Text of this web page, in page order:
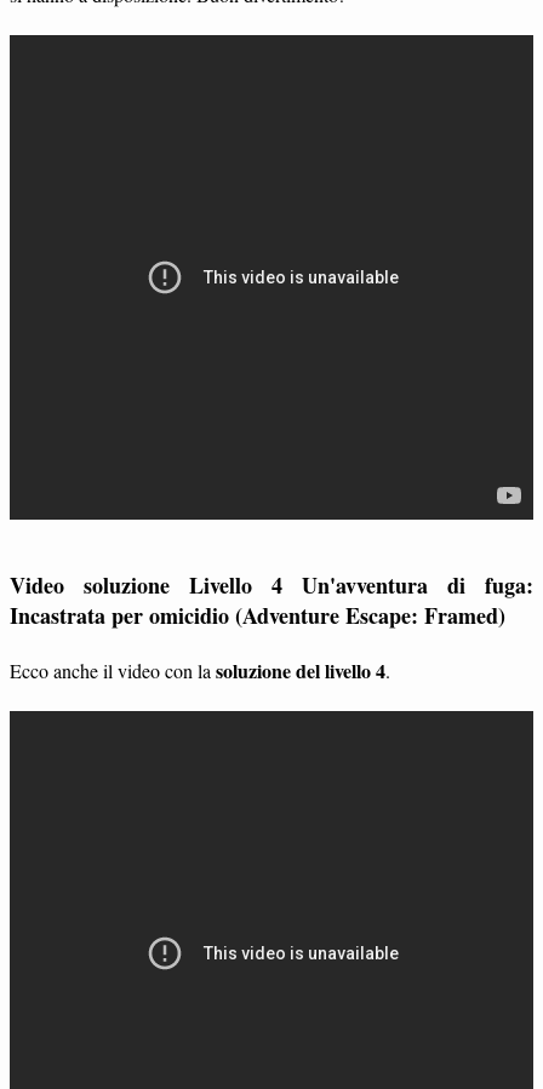
Video soluzione Livello 4 Un'avventura di fuga:
Incastrata per omicidio (Adventure Escape: Framed)
Ecco anche il video con la soluzione del livello 4.